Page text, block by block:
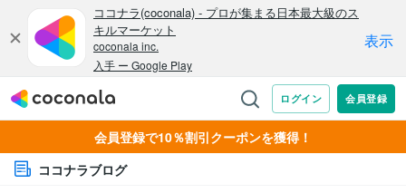
会員登録で10％割引クーポンを獲得！
ココナラブログ